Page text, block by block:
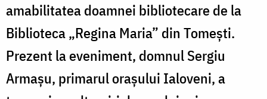
amabilitatea doamnei bibliotecare de la
Biblioteca „Regina Maria” din Tomești.
Prezent la eveniment, domnul Sergiu
Armașu, primarul orașului Ialoveni, a